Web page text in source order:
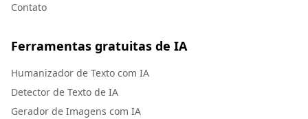
Contato
Ferramentas gratuitas de IA
Humanizador de Texto com IA
Detector de Texto de IA
Gerador de Imagens com IA